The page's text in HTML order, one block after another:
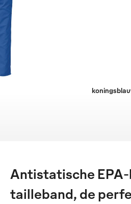
Antistatische
tailleband, de